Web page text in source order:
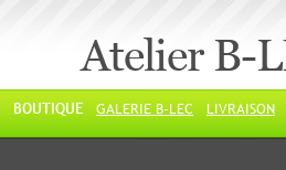
Atelier B-
BOUTIQUE GALERIE B-LEC LIVRAISON